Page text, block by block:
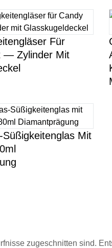
Für
— Zylinder Mit
Mit
zugeschnitten sind.